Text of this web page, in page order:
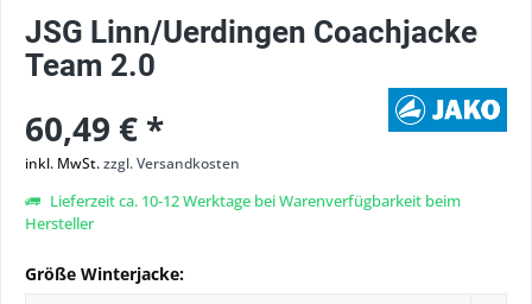
JSG Linn/Uerdingen Coachjacke
Team 2.0
60,49 € *
inkl. MwSt.zzgl. Versandkosten
Lieferzeit ca. 10-12 Werktage bei Warenverfügbarkeit beim
Hersteller
Größe Winterjacke: